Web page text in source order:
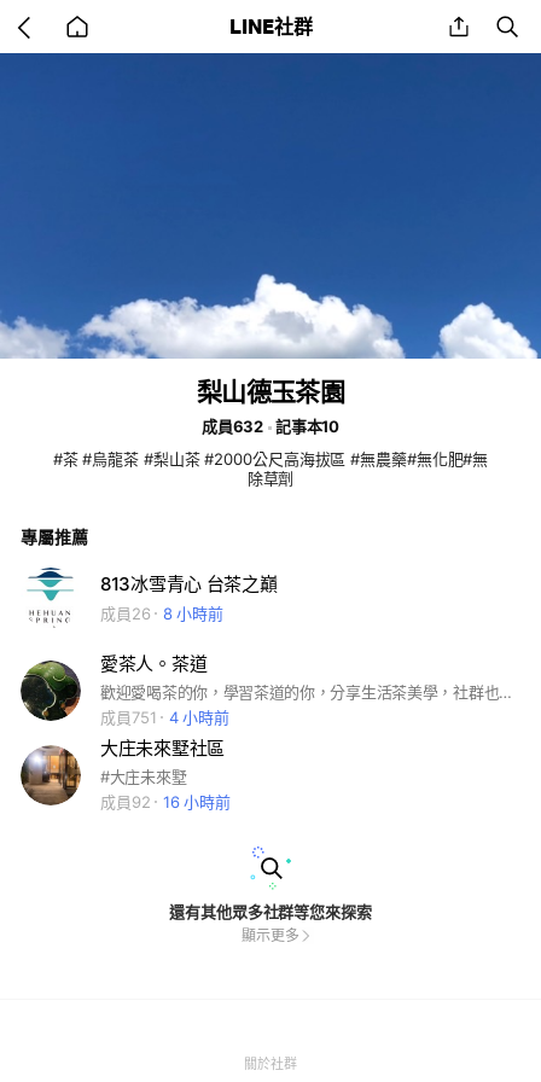
back
to
LINE社群 share
梨山德玉茶園
成員632
記事本10
#茶 #烏龍茶 #梨山茶 #2000公尺高海拔區 #無農藥#無化肥#無
除草劑
專屬推薦
813冰雪青心 台茶之巔
成員26 8 小時前
愛茶人。茶道
歡迎愛喝茶的你，學習茶道的你，分享生活茶美學，社群也會不定期分享茶學知識
成員751
4 小時前
大庄未來墅社區
#大庄未來墅
成員92
16 小時前
還有其他眾多社群等您來探索
顯示更多
關於社群(Open